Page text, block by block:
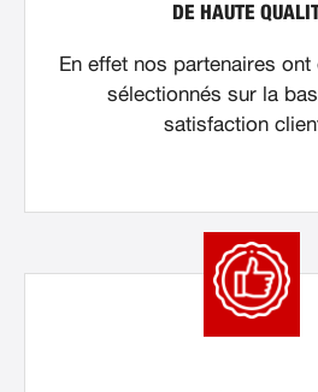
DE HAUTE
En effet nos partenaires ont
sélectionnés sur la
satisfaction